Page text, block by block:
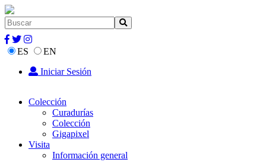
ES
EN
Iniciar Sesión
Colección
Curadurías
Colección
Gigapixel
Visita
Información general